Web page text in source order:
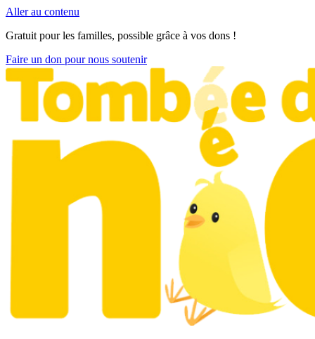
Aller au contenu
Gratuit pour les familles, possible grâce à vos dons !
Faire un don pour nous soutenir